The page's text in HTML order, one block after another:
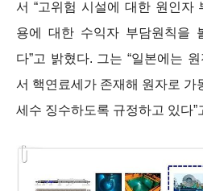
서 “고위험 시설에 대한 원인자
용에 대한 수익자 부담원칙을
다”고 밝혔다. 그는 “일본에는
서 핵연료세가 존재해 원자로 가
세수 징수하도록 규정하고 있다”